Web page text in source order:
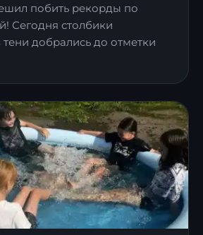
побить рекорды по
Сегодня столбики
добрались до отметки